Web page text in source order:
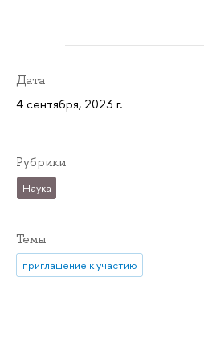
Дата
4 сентября, 2023 г.
Рубрики
Наука
Темы
приглашение к участию